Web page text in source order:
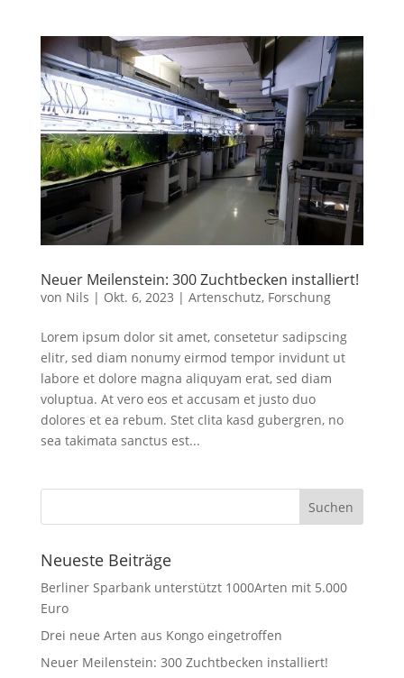
Neuer Meilenstein: 300 Zuchtbecken installiert!
von Nils | Okt. 6, 2023 | Artenschutz, Forschung
Lorem ipsum dolor sit amet, consetetur sadipscing
elitr, sed diam nonumy eirmod tempor invidunt ut
labore et dolore magna aliquyam erat, sed diam
voluptua. At vero eos et accusam et justo duo
dolores et ea rebum. Stet clita kasd gubergren, no
sea takimata sanctus est...
Neueste Beiträge
Berliner Sparbank unterstützt 1000Arten mit 5.000
Euro
Drei neue Arten aus Kongo eingetroffen
Neuer Meilenstein: 300 Zuchtbecken installiert!